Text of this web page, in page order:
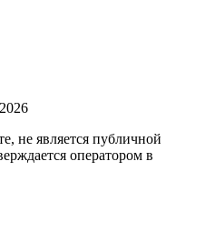
не является публичной
оператором в